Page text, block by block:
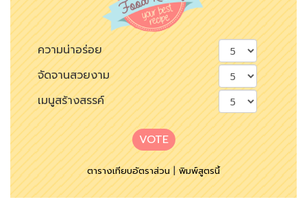
ความน่าอร่อย
จัดจานสวยงาม
เมนูสร้างสรรค์
VOTE
ตารางเทียบอัตราส่วน|พิมพ์สูตรนี้